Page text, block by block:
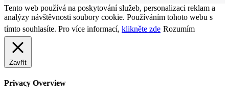
Tento web používá na poskytování služeb, personalizaci reklam a
analýzy návštěvnosti soubory cookie. Používáním tohoto webu s
tímto souhlasíte. Pro více informací, klikněte zde Rozumím
Zavřít
Privacy Overview